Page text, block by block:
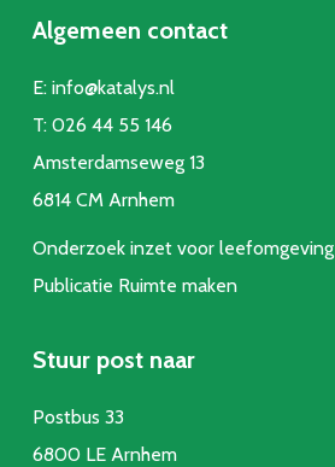
Algemeen contact
E: info@katalys.nl
T: 026 44 55 146
Amsterdamseweg 13
6814 CM Arnhem
Onderzoek inzet voor leefomgeving
Publicatie Ruimte maken
Stuur post naar
Postbus 33
6800 LE Arnhem